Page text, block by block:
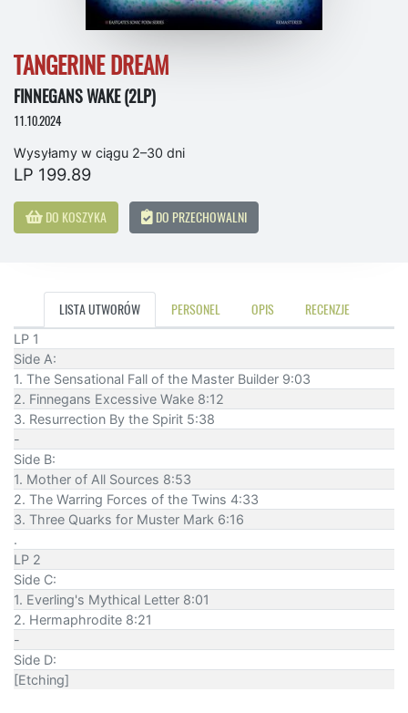
TANGERINE DREAM
FINNEGANS WAKE (2LP)
11.10.2024
Wysyłamy w ciągu 2–30 dni
LP 199.89
DO KOSZYKA DO PRZECHOWALNI
LISTA UTWORÓW PERSONEL OPIS RECENZJE
LP 1
Side A:
1. The Sensational Fall of the Master Builder 9:03
2. Finnegans Excessive Wake 8:12
3. Resurrection By the Spirit 5:38
-
Side B:
1. Mother of All Sources 8:53
2. The Warring Forces of the Twins 4:33
3. Three Quarks for Muster Mark 6:16
.
LP 2
Side C:
1. Everling's Mythical Letter 8:01
2. Hermaphrodite 8:21
-
Side D:
[Etching]